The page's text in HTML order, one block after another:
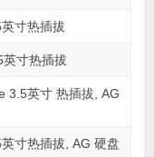
寸热插拔
寸热插拔
3.5英寸 热插拔, AG
寸热插拔, AG 硬盘